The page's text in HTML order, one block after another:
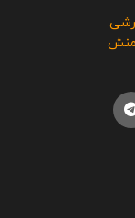
پرورشی می باشد و
مشابه آن در
هستند و مورد رضایت ما
نمی باشد .
منش